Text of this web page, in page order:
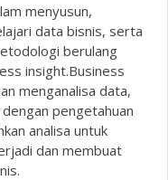
menyusun,
data bisnis, serta
berulang
insight.Business
menganalisa data,
pengetahuan
analisa untuk
dan membuat